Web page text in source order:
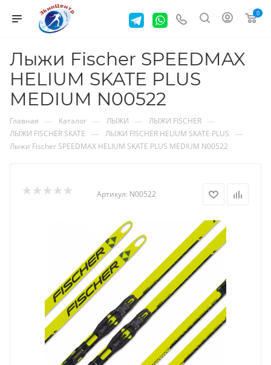
0
Лыжи Fischer SPEEDMAX
HELIUM SKATE PLUS
MEDIUM N00522
Главная — Каталог — ЛЫЖИ — ЛЫЖИ FISCHER —
ЛЫЖИ FISCHER SKATE — ЛЫЖИ FISCHER HELIUM SKATE PLUS —
Лыжи Fischer SPEEDMAX HELIUM SKATE PLUS MEDIUM N00522
Артикул: N00522